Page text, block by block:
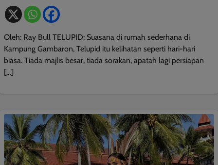
Oleh: Ray Bull TELUPID: Suasana di rumah sederhana di
Kampung Gambaron, Telupid itu kelihatan seperti hari-hari
biasa. Tiada majlis besar, tiada sorakan, apatah lagi persiapan
[…]